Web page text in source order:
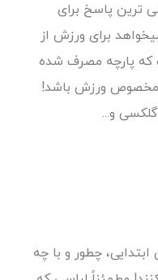
ترین پاسخ برای
برای ورزش از
که پارچه مصرف شده
مخصوص ورزش باشد!
و...
چطور و با چه